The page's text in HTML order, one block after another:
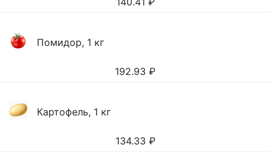
Помидор, 1 кг
192.93 ₽
Картофель, 1 кг
134.33 ₽